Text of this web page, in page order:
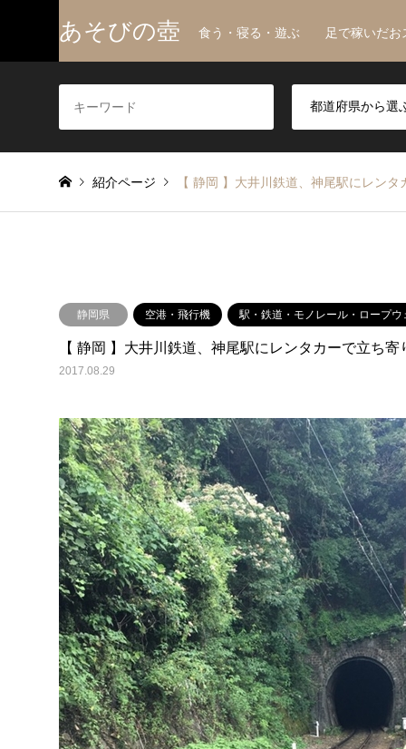
あそびの壺 食う・寝る・遊ぶ 足で稼いだお
紹介ページ 【 静岡 】大井川鉄道、神尾駅にレン
静岡県 空港・飛行機 駅・鉄道・モノレール・ロープウ
【 静岡 】大井川鉄道、神尾駅にレンタカーで立ち寄
2017.08.29